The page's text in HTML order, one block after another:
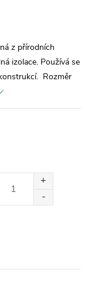
z přírodních
izolace. Používá se
Rozměr